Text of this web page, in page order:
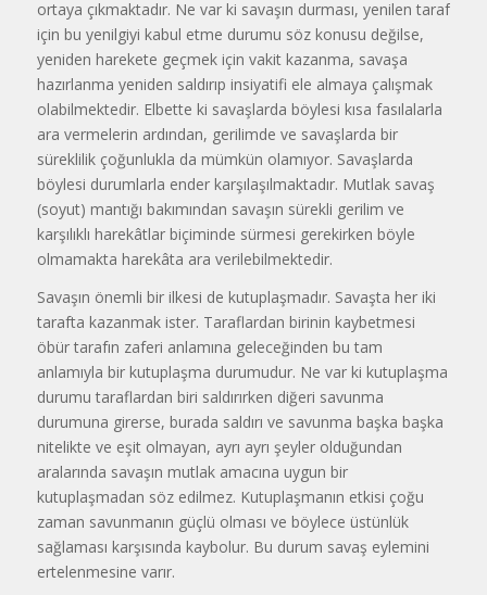
ortaya çıkmaktadır. Ne var ki savaşın durması, yenilen taraf
için bu yenilgiyi kabul etme durumu söz konusu değilse,
yeniden harekete geçmek için vakit kazanma, savaşa
hazırlanma yeniden saldırıp insiyatifi ele almaya çalışmak
olabilmektedir. Elbette ki savaşlarda böylesi kısa fasılalarla
ara vermelerin ardından, gerilimde ve savaşlarda bir
süreklilik çoğunlukla da mümkün olamıyor. Savaşlarda
böylesi durumlarla ender karşılaşılmaktadır. Mutlak savaş
(soyut) mantığı bakımından savaşın sürekli gerilim ve
karşılıklı harekâtlar biçiminde sürmesi gerekirken böyle
olmamakta harekâta ara verilebilmektedir.
Savaşın önemli bir ilkesi de kutuplaşmadır. Savaşta her iki
tarafta kazanmak ister. Taraflardan birinin kaybetmesi
öbür tarafın zaferi anlamına geleceğinden bu tam
anlamıyla bir kutuplaşma durumudur. Ne var ki kutuplaşma
durumu taraflardan biri saldırırken diğeri savunma
durumuna girerse, burada saldırı ve savunma başka başka
nitelikte ve eşit olmayan, ayrı ayrı şeyler olduğundan
aralarında savaşın mutlak amacına uygun bir
kutuplaşmadan söz edilmez. Kutuplaşmanın etkisi çoğu
zaman savunmanın güçlü olması ve böylece üstünlük
sağlaması karşısında kaybolur. Bu durum savaş eylemini
ertelenmesine varır.